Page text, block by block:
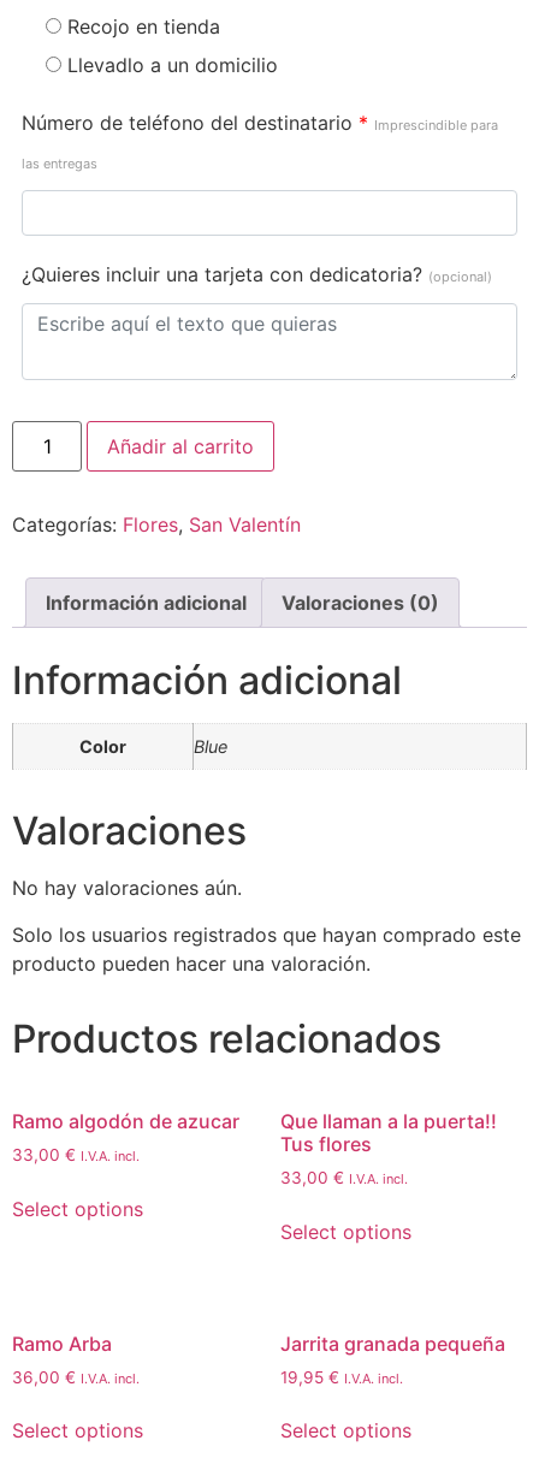
Recojo en tienda
Llevadlo a un domicilio
Número de teléfono del destinatario * Imprescindible para
las entregas
¿Quieres incluir una tarjeta con dedicatoria? (opcional)
Añadir al carrito
Categorías: Flores, San Valentín
Información adicional Valoraciones (0)
Información adicional
Color Blue
Valoraciones
No hay valoraciones aún.
Solo los usuarios registrados que hayan comprado este
producto pueden hacer una valoración.
Productos relacionados
Ramo algodón de azucar
33,00 € I.V.A. incl.
Select options
Que llaman a la puerta!!
Tus flores
33,00 € I.V.A. incl.
Select options
Ramo Arba
36,00 € I.V.A. incl.
Select options
Jarrita granada pequeña
19,95 € I.V.A. incl.
Select options